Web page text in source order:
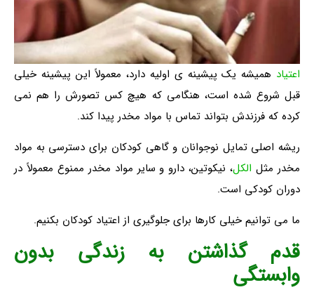
اعتیاد همیشه یک پیشینه ی اولیه دارد، معمولاً این پیشینه خیلی
قبل شروع شده است، هنگامی که هیچ کس تصورش را هم نمی
کرده که فرزندش بتواند تماس با مواد مخدر پیدا کند.
ریشه اصلی تمایل نوجوانان و گاهی کودکان برای دسترسی به مواد
مخدر مثل الکل، نیکوتین، دارو و سایر مواد مخدر ممنوع معمولاً در
دوران کودکی است.
ما می توانیم خیلی کارها برای جلوگیری از اعتیاد کودکان بکنیم.
قدم گذاشتن به زندگی بدون
وابستگی